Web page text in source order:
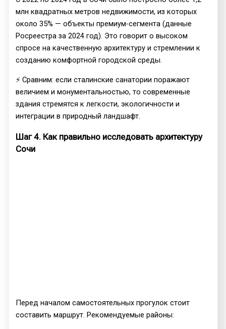
млн квадратных метров недвижимости, из которых
около 35% — объекты премиум-сегмента (данные
Росреестра за 2024 год). Это говорит о высоком
спросе на качественную архитектуру и стремлении к
созданию комфортной городской среды.
⚡ Сравним: если сталинские санатории поражают
величием и монументальностью, то современные
здания стремятся к легкости, экологичности и
интеграции в природный ландшафт.
Шаг 4. Как правильно исследовать архитектуру
Сочи
Перед началом самостоятельных прогулок стоит
составить маршрут. Рекомендуемые районы: